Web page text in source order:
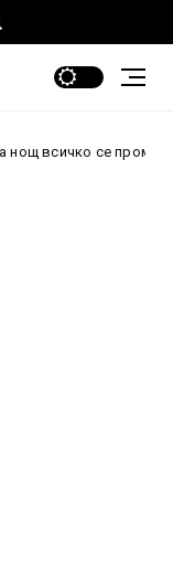
се промени: Как